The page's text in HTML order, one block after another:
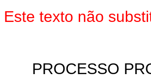
Este texto não
PROCESSO